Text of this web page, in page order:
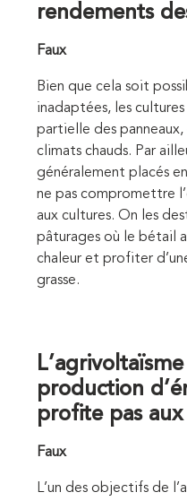
rendements
Faux
Bien que cela soit
inadaptées, les
partielle des
climats chauds. Par
généralement placés
ne pas compromettre
aux cultures. On les
pâturages où le bétail
chaleur et profiter
grasse.
production
profite pas
Faux
L’un des objectifs de